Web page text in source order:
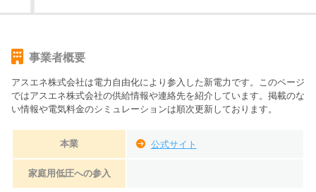
事業者概要
アスエネ株式会社は電力自由化により参入した新電力です。このページ
ではアスエネ株式会社の供給情報や連絡先を紹介しています。掲載のな
い情報や電気料金のシミュレーションは順次更新しております。
本業 公式サイト
家庭用低圧への参入